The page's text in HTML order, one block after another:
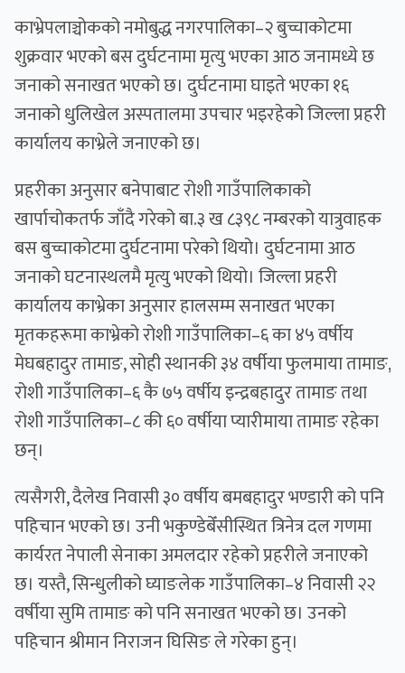
काभ्रेपलाञ्चोकको नमोबुद्ध नगरपालिका–२ बुच्चाकोटमा
शुक्रवार भएको बस दुर्घटनामा मृत्यु भएका आठ जनामध्ये छ
जनाको सनाखत भएको छ। दुर्घटनामा घाइते भएका १६
जनाको धुलिखेल अस्पतालमा उपचार भइरहेको जिल्ला प्रहरी
कार्यालय काभ्रेले जनाएको छ।
प्रहरीका अनुसार बनेपाबाट रोशी गाउँपालिकाको
खार्पाचोकतर्फ जाँदै गरेको बा.३ ख ८३९८ नम्बरको यात्रुवाहक
बस बुच्चाकोटमा दुर्घटनामा परेको थियो। दुर्घटनामा आठ
जनाको घटनास्थलमै मृत्यु भएको थियो। जिल्ला प्रहरी
कार्यालय काभ्रेका अनुसार हालसम्म सनाखत भएका
मृतकहरूमा काभ्रेको रोशी गाउँपालिका–६ का ४५ वर्षीय
मेघबहादुर तामाङ, सोही स्थानकी ३४ वर्षीया फुलमाया तामाङ,
रोशी गाउँपालिका–६ कै ७५ वर्षीय इन्द्रबहादुर तामाङ तथा
रोशी गाउँपालिका–८ की ६० वर्षीया प्यारीमाया तामाङ रहेका
छन्।
त्यसैगरी, दैलेख निवासी ३० वर्षीय बमबहादुर भण्डारी को पनि
पहिचान भएको छ। उनी भकुण्डेबेँसीस्थित त्रिनेत्र दल गणमा
कार्यरत नेपाली सेनाका अमलदार रहेको प्रहरीले जनाएको
छ। यस्तै, सिन्धुलीको घ्याङलेक गाउँपालिका–४ निवासी २२
वर्षीया सुमि तामाङ को पनि सनाखत भएको छ। उनको
पहिचान श्रीमान निराजन घिसिङ ले गरेका हुन्।